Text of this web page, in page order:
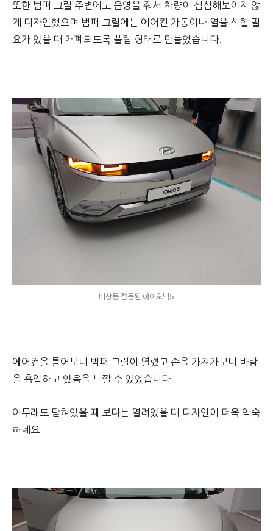
또한 범퍼 그릴 주변에도 음영을 줘서 차량이 심심해보이지 않
게 디자인했으며 범퍼 그릴에는 에어컨 가동이나 열을 식힐 필
요가 있을 때 개폐되도록 플립 형태로 만들었습니다.
비상등 점등된 아이오닉5
에어컨을 틀어보니 범퍼 그릴이 열렸고 손을 가져가보니 바람
을 흡입하고 있음을 느낄 수 있었습니다.
아무래도 닫혀있을 때 보다는 열려있을 때 디자인이 더욱 익숙
하네요.